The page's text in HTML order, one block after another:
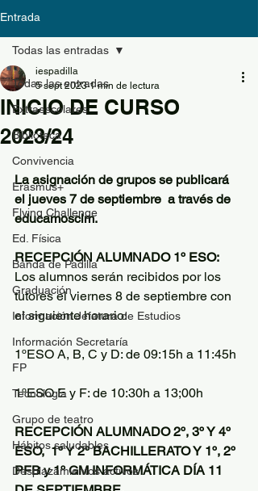
Entrada
Todas las entradas
Extraescolares
Biblioteca
Convivencia
Erasmus+
Flying Challenge
Ed. Física
Banda de Padilla
Graduación
Información Jefatura de Estudios
Información Secretaría
FP
Tecnología
Grupo de teatro
Hábitos saludables
Desplazamientos activos
Todas las entradas
INICIO DE CURSO
2023/24
iespadilla
5 sept 2023 1 min de lectura
La asignación de grupos se publicará
el jueves 7 de septiembre  a través de
educamosclm.
RECEPCIÓN ALUMNADO 1º ESO:
Los alumnos serán recibidos por los
tutores el viernes 8 de septiembre con
el siguiente horario:
1ºESO A, B, C y D: de 09:15h a 11:45h
1ºESO E y F: de 10:30h a 13;00h
RECEPCIÓN ALUMNADO 2º, 3º Y 4º
ESO,  1º Y 2º BACHILLERATO Y 1º, 2º
PFB y 1º GM INFORMÁTICA DÍA 11